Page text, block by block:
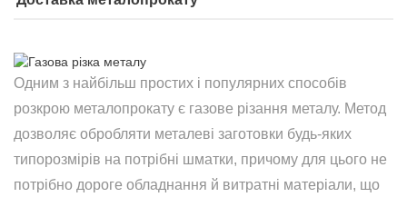
Одним з найбільш простих і популярних способів
розкрою металопрокату є газове різання металу. Метод
дозволяє обробляти металеві заготовки будь-яких
типорозмірів на потрібні шматки, причому для цього не
потрібно дороге обладнання й витратні матеріали, що